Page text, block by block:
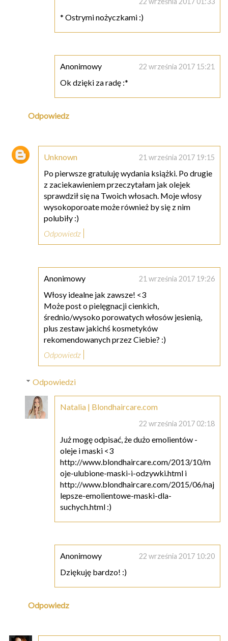
* Ostrymi nożyczkami :)
Anonimowy 22 września 2017 15:21
Ok dzięki za radę :*
Odpowiedz
Unknown 21 września 2017 19:15
Po pierwsze gratuluję wydania książki. Po drugie
z zaciekawieniem przeczytałam jak olejek
sprawdził się na Twoich włosach. Moje włosy
wysokoporoate może również by się z nim
polubiły :)
Odpowiedz
Anonimowy 21 września 2017 19:26
Włosy idealne jak zawsze! <3
Może post o pielęgnacji cienkich,
średnio/wysoko porowatych włosów jesienią,
plus zestaw jakichś kosmetyków
rekomendowanych przez Ciebie? :)
Odpowiedz
Odpowiedzi
Natalia | Blondhaircare.com
22 września 2017 02:18
Już mogę odpisać, że dużo emolientów -
oleje i maski <3
http://www.blondhaircare.com/2013/10/m
oje-ulubione-maski-i-odzywki.html i
http://www.blondhaircare.com/2015/06/naj
lepsze-emolientowe-maski-dla-
suchych.html :)
Anonimowy 22 września 2017 10:20
Dziękuję bardzo! :)
Odpowiedz